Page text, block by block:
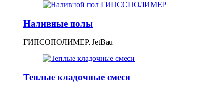
Наливные полы
ГИПСОПОЛИМЕР, JetBau
Теплые кладочные смеси